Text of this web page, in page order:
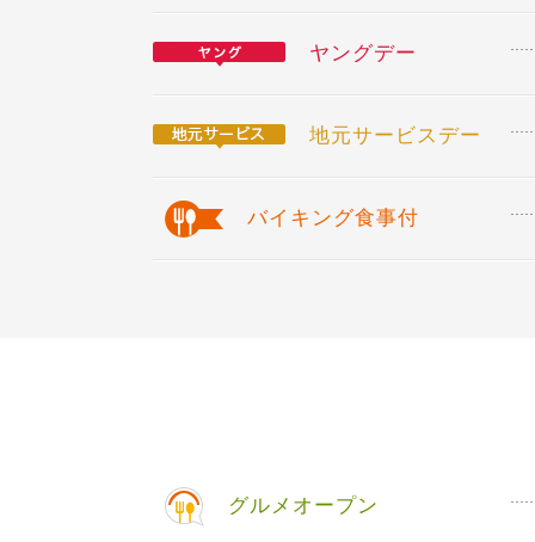
ヤングデー
地元サービスデー
バイキング食事付
グルメオープン